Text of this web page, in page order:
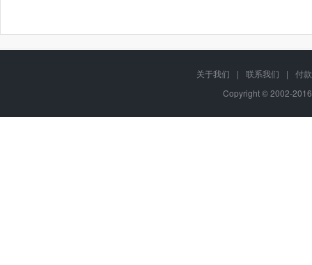
关于我们 | 联系我们 |
付
Copyright © 2002-